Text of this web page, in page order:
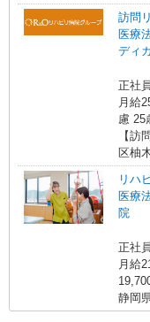
トを
円 月
万
コー
1460
職手
訪問
医療
ディ
正社員
月給
慮 25歳／月収28万4700円 年収376万円 月給22万
宅手当3万円 30歳・
トを
円 月
万
コー
1460
職手
【訪
区柚
リハ
医療
院
正社員
月給
場合
曜出
静岡